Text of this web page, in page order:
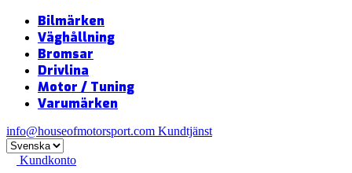
Bilmärken
Väghållning
Bromsar
Drivlina
Motor / Tuning
Varumärken
info@houseofmotorsport.com Kundtjänst
Kundkonto